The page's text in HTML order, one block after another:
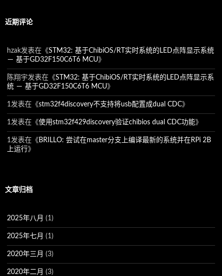
近期评论
hzak发表在《STM32: 基于ChibiOS/RT实时系统的LED点阵显示系统
－ 基于GD32F150C6T6 MCU》
陈翔宇发表在《STM32: 基于ChibiOS/RT实时系统的LED点阵显示系
统 － 基于GD32F150C6T6 MCU》
1发表在《stm32f4discovery不支持将usb配置成dual CDC》
1发表在《使用stm32f429discovery验证chibios dual CDC功能》
1发表在《 BRILLO: 尝试在master分支上编译最新的系统并在RPi 2B
上运行》
文章归档
2025年八月 (1)
2025年七月 (1)
2020年三月 (3)
2020年二月 (3)